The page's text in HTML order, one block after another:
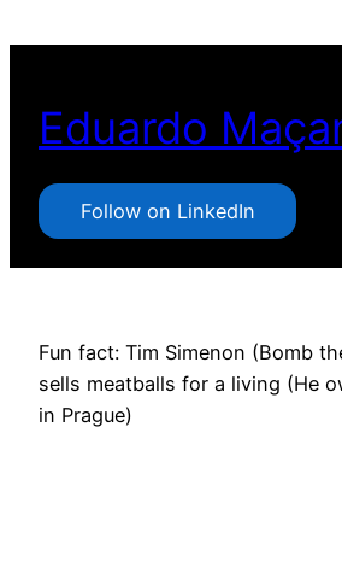
conteúdo
Eduardo
Follow on LinkedIn
Fun fact: Tim Simenon (Bomb
sells meatballs for a living (He
in Prague)